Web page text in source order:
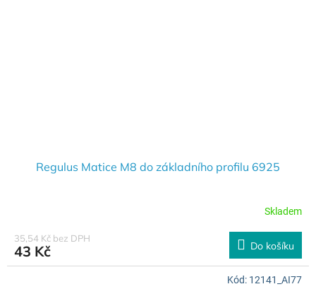
Regulus Matice M8 do základního profilu 6925
Skladem
35,54 Kč bez DPH
43 Kč Do košíku
Kód: 12141_AI77